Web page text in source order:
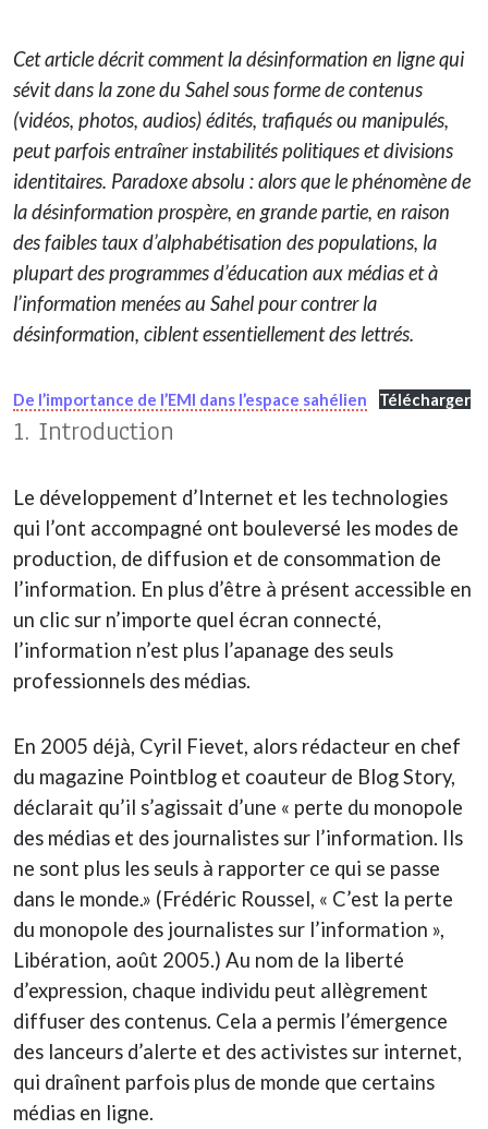
Cet article décrit comment la désinformation en ligne qui
sévit dans la zone du Sahel sous forme de contenus
(vidéos, photos, audios) édités, trafiqués ou manipulés,
peut parfois entraîner instabilités politiques et divisions
identitaires. Paradoxe absolu : alors que le phénomène de
la désinformation prospère, en grande partie, en raison
des faibles taux d’alphabétisation des populations, la
plupart des programmes d’éducation aux médias et à
l’information menées au Sahel pour contrer la
désinformation, ciblent essentiellement des lettrés.
De l’importance de l’EMI dans l’espace sahélien Télécharger
1. Introduction
Le développement d’Internet et les technologies
qui l’ont accompagné ont bouleversé les modes de
production, de diffusion et de consommation de
l’information. En plus d’être à présent accessible en
un clic sur n’importe quel écran connecté,
l’information n’est plus l’apanage des seuls
professionnels des médias.
En 2005 déjà, Cyril Fievet, alors rédacteur en chef
du magazine Pointblog et coauteur de Blog Story,
déclarait qu’il s’agissait d’une « perte du monopole
des médias et des journalistes sur l’information. Ils
ne sont plus les seuls à rapporter ce qui se passe
dans le monde.» (Frédéric Roussel, « C’est la perte
du monopole des journalistes sur l’information »,
Libération, août 2005.) Au nom de la liberté
d’expression, chaque individu peut allègrement
diffuser des contenus. Cela a permis l’émergence
des lanceurs d’alerte et des activistes sur internet,
qui draînent parfois plus de monde que certains
médias en ligne.